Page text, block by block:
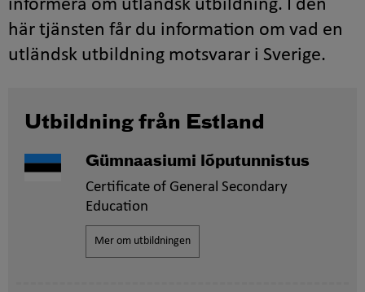
informera om utländsk utbildning. I den
här tjänsten får du information om vad en
utländsk utbildning motsvarar i Sverige.
Utbildning från Estland
Gümnaasiumi lõputunnistus
Certificate of General Secondary
Education
Mer om utbildningen